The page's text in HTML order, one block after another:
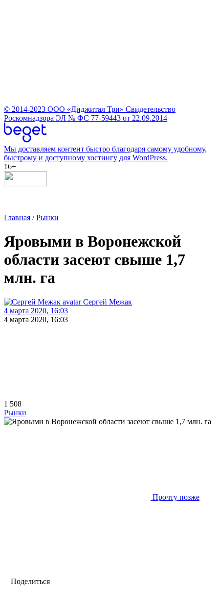
© 2014-2023 ООО «Диджитал Три» Свидетельство
Роскомнадзора ЭЛ № ФС 77-59443 от 22.09.2014
Мы доставляем контент быстро благодаря самому удобному,
быстрому и доступному хостингу для WordPress.
16+
Главная /Рынки
Яровыми в Воронежской
области засеют свыше 1,7
млн. га
Сергей Межак
4 марта 2020, 16:03
4 марта 2020, 16:03
1 508
Рынки
Прочту позже
Поделиться